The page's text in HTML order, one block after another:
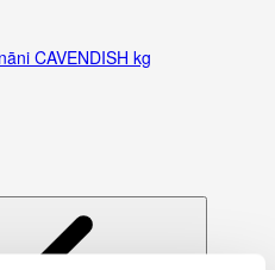
CAVENDISH kg